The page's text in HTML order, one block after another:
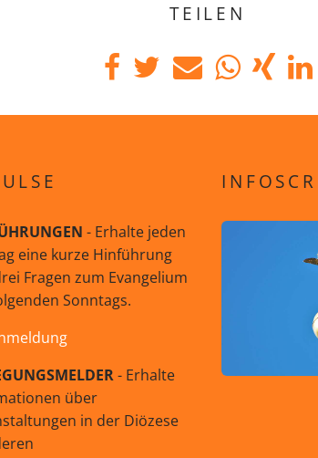
TEILEN
- Erhalte jeden
eine kurze Hinführung
Fragen zum Evangelium
Sonntags.
- Erhalte
über
in der Diözese